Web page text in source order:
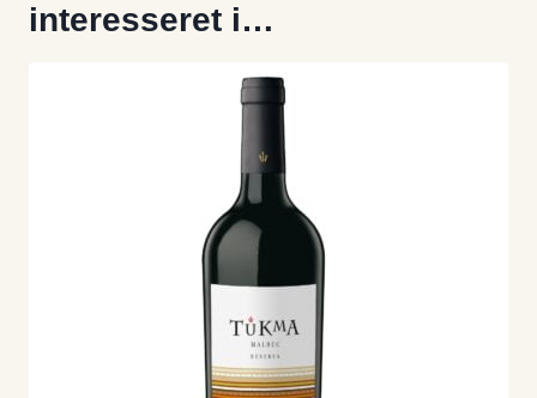
interesseret i…